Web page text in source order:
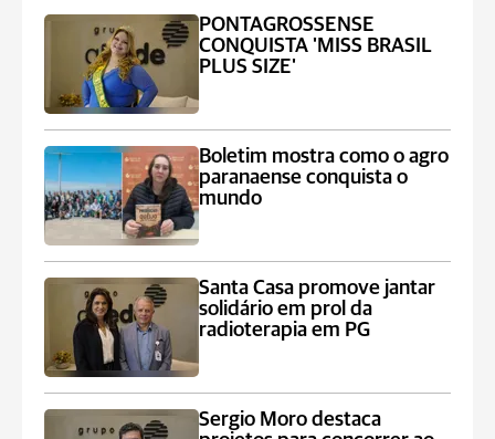
PONTAGROSSENSE
CONQUISTA 'MISS BRASIL
PLUS SIZE'
Boletim mostra como o agro
paranaense conquista o
mundo
Santa Casa promove jantar
solidário em prol da
radioterapia em PG
Sergio Moro destaca